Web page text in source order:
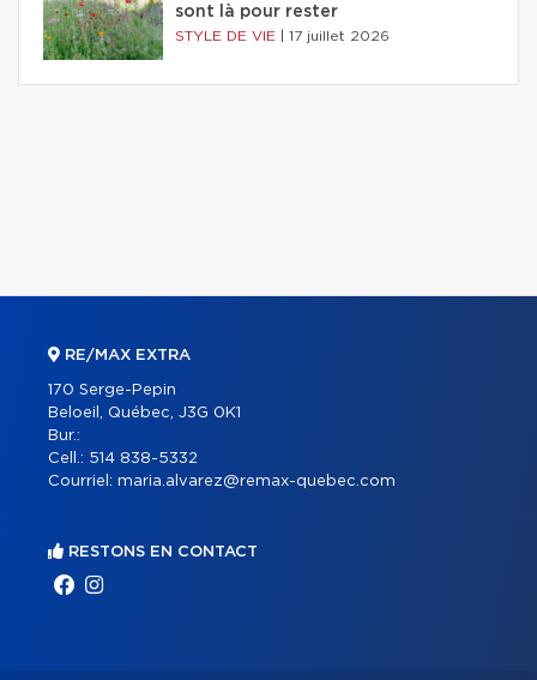
sont là pour rester
STYLE DE VIE 17 juillet 2026
RE/MAX EXTRA
170 Serge-Pepin
Beloeil, Québec, J3G 0K1
Bur.:
Cell.: 514 838-5332
Courriel: maria.alvarez@remax-quebec.com
RESTONS EN CONTACT